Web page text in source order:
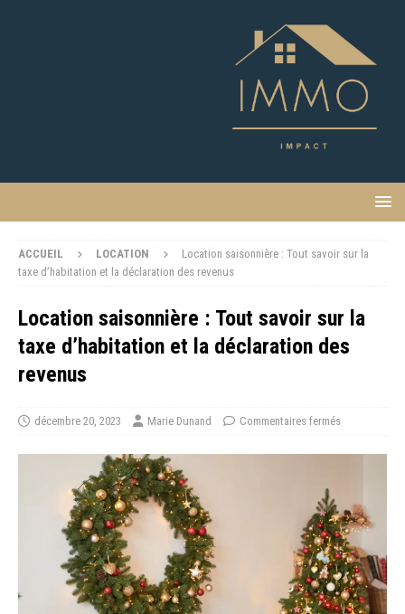
ACCUEIL LOCATION
Location saisonnière : Tout savoir sur la
taxe d’habitation et la déclaration des revenus
Location saisonnière : Tout savoir sur la
taxe d’habitation et la déclaration des
revenus
décembre 20, 2023 Marie Dunand Commentaires fermés